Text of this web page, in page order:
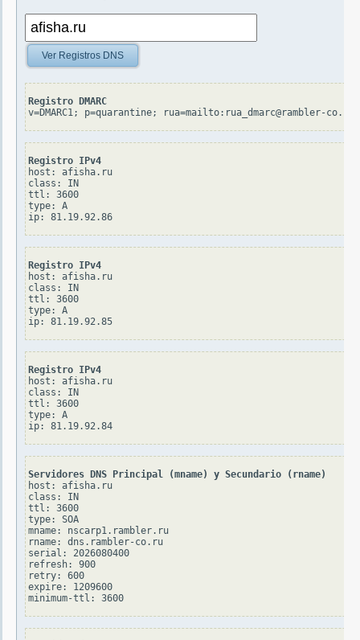
Ver Registros DNS
Registro DMARC
v=DMARC1; p=quarantine; rua=mailto:rua_dmarc@rambler-
Registro IPv4
host: afisha.ru
class: IN
ttl: 3600
type: A
Registro IPv4
host: afisha.ru
class: IN
ttl: 3600
type: A
Registro IPv4
host: afisha.ru
class: IN
ttl: 3600
type: A
Servidores DNS Principal (mname) y Secundario (rname)
host: afisha.ru
class: IN
ttl: 3600
type: SOA
mname: nscarp1.rambler.ru
rname: dns.rambler-co.ru
serial: 2026080400
refresh: 900
retry: 600
expire: 1209600